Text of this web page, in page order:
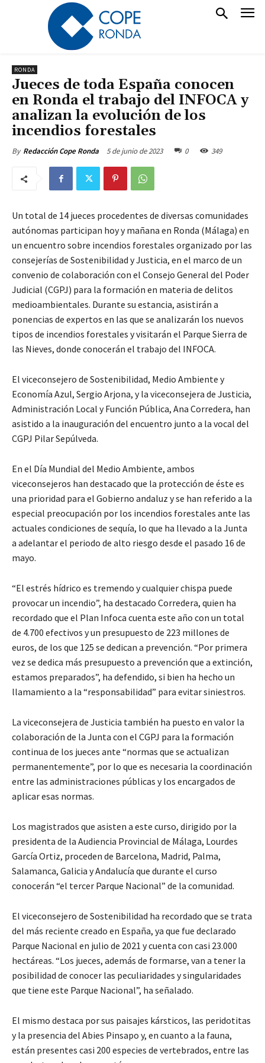
RONDA
Jueces de toda España conocen
en Ronda el trabajo del INFOCA y
analizan la evolución de los
incendios forestales
By Redacción Cope Ronda 5 de junio de 2023 0 349
Un total de 14 jueces procedentes de diversas comunidades
autónomas participan hoy y mañana en Ronda (Málaga) en
un encuentro sobre incendios forestales organizado por las
consejerías de Sostenibilidad y Justicia, en el marco de un
convenio de colaboración con el Consejo General del Poder
Judicial (CGPJ) para la formación en materia de delitos
medioambientales. Durante su estancia, asistirán a
ponencias de expertos en las que se analizarán los nuevos
tipos de incendios forestales y visitarán el Parque Sierra de
las Nieves, donde conocerán el trabajo del INFOCA.
El viceconsejero de Sostenibilidad, Medio Ambiente y
Economía Azul, Sergio Arjona, y la viceconsejera de Justicia,
Administración Local y Función Pública, Ana Corredera, han
asistido a la inauguración del encuentro junto a la vocal del
CGPJ Pilar Sepúlveda.
En el Día Mundial del Medio Ambiente, ambos
viceconsejeros han destacado que la protección de éste es
una prioridad para el Gobierno andaluz y se han referido a la
especial preocupación por los incendios forestales ante las
actuales condiciones de sequía, lo que ha llevado a la Junta
a adelantar el periodo de alto riesgo desde el pasado 16 de
mayo.
“El estrés hídrico es tremendo y cualquier chispa puede
provocar un incendio”, ha destacado Corredera, quien ha
recordado que el Plan Infoca cuenta este año con un total
de 4.700 efectivos y un presupuesto de 223 millones de
euros, de los que 125 se dedican a prevención. “Por primera
vez se dedica más presupuesto a prevención que a extinción,
estamos preparados”, ha defendido, si bien ha hecho un
llamamiento a la “responsabilidad” para evitar siniestros.
La viceconsejera de Justicia también ha puesto en valor la
colaboración de la Junta con el CGPJ para la formación
continua de los jueces ante “normas que se actualizan
permanentemente”, por lo que es necesaria la coordinación
entre las administraciones públicas y los encargados de
aplicar esas normas.
Los magistrados que asisten a este curso, dirigido por la
presidenta de la Audiencia Provincial de Málaga, Lourdes
García Ortiz, proceden de Barcelona, Madrid, Palma,
Salamanca, Galicia y Andalucía que durante el curso
conocerán “el tercer Parque Nacional” de la comunidad.
El viceconsejero de Sostenibilidad ha recordado que se trata
del más reciente creado en España, ya que fue declarado
Parque Nacional en julio de 2021 y cuenta con casi 23.000
hectáreas. “Los jueces, además de formarse, van a tener la
posibilidad de conocer las peculiaridades y singularidades
que tiene este Parque Nacional”, ha señalado.
El mismo destaca por sus paisajes kársticos, las peridotitas
y la presencia del Abies Pinsapo y, en cuanto a la fauna,
están presentes casi 200 especies de vertebrados, entre las